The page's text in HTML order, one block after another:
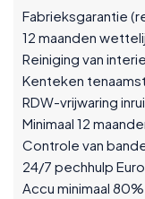
Fabrieksgarantie
12 maanden
Reiniging van
Kenteken
RDW-vrijwaring
Minimaal 12
Controle van
24/7 pechhulp
Accu minimaal